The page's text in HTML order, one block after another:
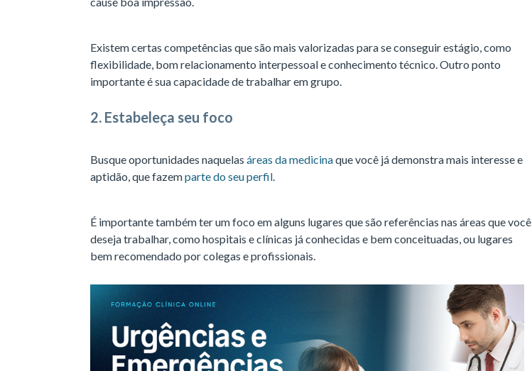
Existem certas competências que são mais valorizadas para se conseguir estágio, como
flexibilidade, bom relacionamento interpessoal e conhecimento técnico. Outro ponto
importante é sua capacidade detrabalhar em grupo.
2. Estabeleça seu foco
Busque oportunidades naquelas áreas da medicinaque você já demonstra mais interesse e
aptidão, que fazemparte do seu perfil.
É importante também ter um foco em alguns lugares que são referências nas áreas que você
deseja trabalhar, como hospitais e clínicas já conhecidas e bem conceituadas, ou lugares
bem recomendado por colegas e profissionais.